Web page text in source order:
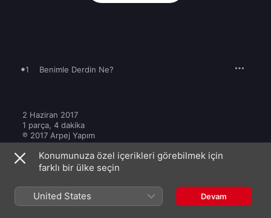
1 Benimle Derdin Ne?
2 Haziran 2017
1 parça, 4 dakika
℗ 2017 Arpej Yapım
Diğer Koma Redakte Eserleri
Konumunuza özel içerikleri görebilmek için
farklı bir ülke seçin
United States Devam